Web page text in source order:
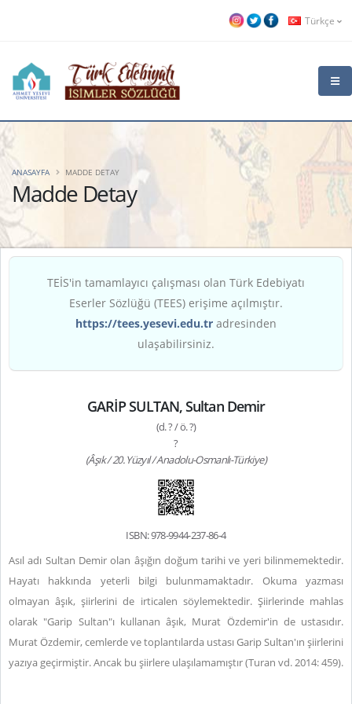
Türkçe
Madde Detay
ANASAYFA MADDE DETAY
TEİS'in tamamlayıcı çalışması olan Türk Edebiyatı
Eserler Sözlüğü (TEES) erişime açılmıştır.
https://tees.yesevi.edu.tr adresinden
ulaşabilirsiniz.
GARİP SULTAN, Sultan Demir
(d. ? / ö. ?)
?
(Âşık / 20. Yüzyıl / Anadolu-Osmanlı-Türkiye)
ISBN: 978-9944-237-86-4
Asıl adı Sultan Demir olan âşığın doğum tarihi ve yeri bilinmemektedir.
Hayatı hakkında yeterli bilgi bulunmamaktadır. Okuma yazması
olmayan âşık, şiirlerini de irticalen söylemektedir. Şiirlerinde mahlas
olarak "Garip Sultan"ı kullanan âşık, Murat Özdemir'in de ustasıdır.
Murat Özdemir, cemlerde ve toplantılarda ustası Garip Sultan'ın şiirlerini
yazıya geçirmiştir. Ancak bu şiirlere ulaşılamamıştır (Turan vd. 2014: 459).